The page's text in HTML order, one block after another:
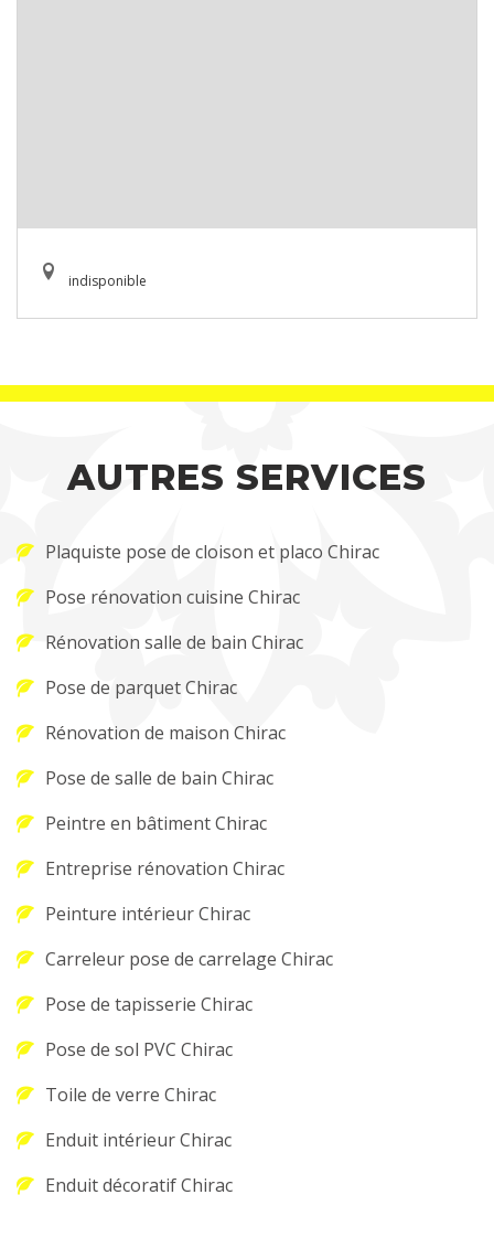
indisponible
AUTRES SERVICES
Plaquiste pose de cloison et placo Chirac
Pose rénovation cuisine Chirac
Rénovation salle de bain Chirac
Pose de parquet Chirac
Rénovation de maison Chirac
Pose de salle de bain Chirac
Peintre en bâtiment Chirac
Entreprise rénovation Chirac
Peinture intérieur Chirac
Carreleur pose de carrelage Chirac
Pose de tapisserie Chirac
Pose de sol PVC Chirac
Toile de verre Chirac
Enduit intérieur Chirac
Enduit décoratif Chirac